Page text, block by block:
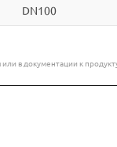
DN100
в документации к